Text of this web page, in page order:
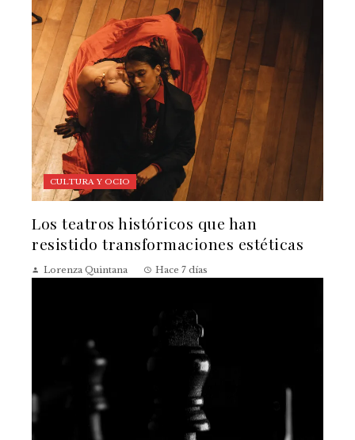
CULTURA Y OCIO
Los teatros históricos que han
resistido transformaciones estéticas
Lorenza Quintana Hace 7 días